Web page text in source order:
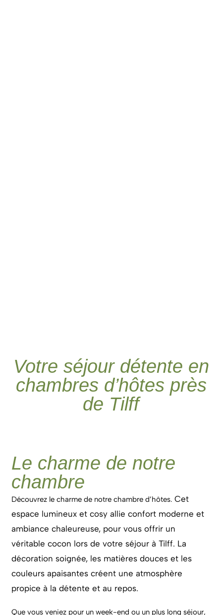
Votre séjour détente en
chambres d’hôtes près
de Tilff
Le charme de notre
chambre
Découvrez le charme de notre chambre d’hôtes. Cet
espace lumineux et cosy allie confort moderne et
ambiance chaleureuse, pour vous offrir un
véritable cocon lors de votre séjour à Tilff. La
décoration soignée, les matières douces et les
couleurs apaisantes créent une atmosphère
propice à la détente et au repos.
Que vous veniez pour un week-end ou un plus long séjour,